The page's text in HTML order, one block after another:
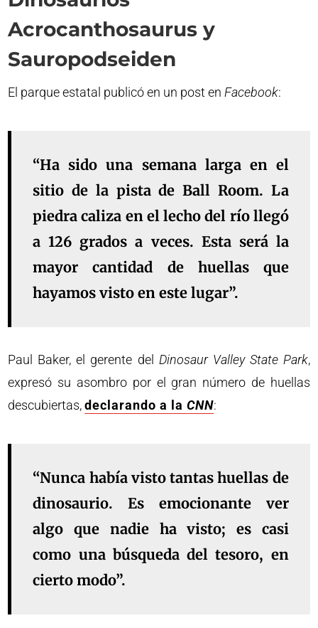
Acrocanthosaurus y
Sauropodseiden
El parque estatal publicó en un post en Facebook:
“Ha sido una semana larga en el
sitio de la pista de Ball Room. La
piedra caliza en el lecho del río llegó
a 126 grados a veces. Esta será la
mayor cantidad de huellas que
hayamos visto en este lugar”.
Paul Baker, el gerente del Dinosaur Valley State Park,
expresó su asombro por el gran número de huellas
descubiertas,declarando a laCNN:
“Nunca había visto tantas huellas de
dinosaurio. Es emocionante ver
algo que nadie ha visto; es casi
como una búsqueda del tesoro, en
cierto modo”.